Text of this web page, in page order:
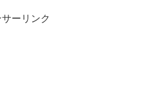
ーリンク